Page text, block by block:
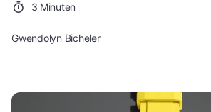
3 Minuten
Gwendolyn Bicheler